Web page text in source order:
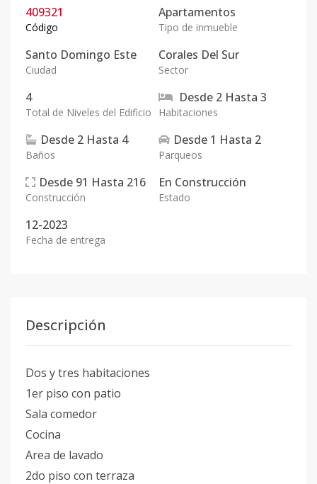
409321
Código
Apartamentos
Tipo de inmueble
Santo Domingo Este
Ciudad
Corales Del Sur
Sector
4
Total de Niveles del Edificio
Desde 2 Hasta 3
Habitaciones
Desde 2 Hasta 4
Baños
Desde 1 Hasta 2
Parqueos
Desde 91 Hasta 216
Construcción
En Construcción
Estado
12-2023
Fecha de entrega
Descripción
Dos y tres habitaciones
1er piso con patio
Sala comedor
Cocina
Area de lavado
2do piso con terraza